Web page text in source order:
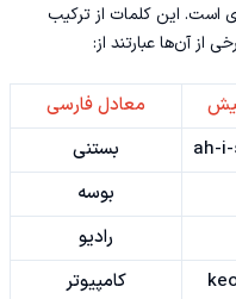
است. این کلمات از ترکیب
از آن‌ها عبارتند از:
معادل فارسی
بستنی
ah-
بوسه
رادیو
کامپیوتر